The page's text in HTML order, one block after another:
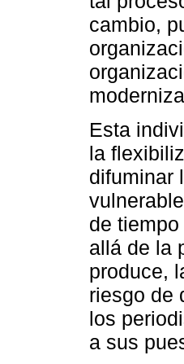
cambio,
Esta
la
difuminar
de
allá de la
produce,
riesgo de
los
a sus